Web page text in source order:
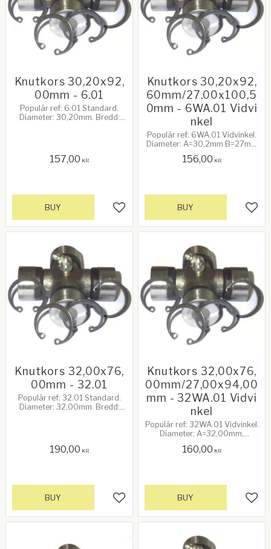
Knutkors 30,20x92,
00mm - 6.01
Populär ref: 6.01 Standard.
Diameter: 30,20mm. Bredd:
157,00 KR
Add to favorites
BUY
Knutkors 30,20x92,
60mm/27,00x100,5
0mm - 6WA.01 Vidvi
nkel
Populär ref: 6WA.01 Vidvinkel.
Diameter: A=30,2mm B=27mm
Y=100,5mm. 60Hk vid
156,00 KR
BUY
Knutkors 32,00x76,
00mm - 32.01
Populär ref: 32.01 Standard.
Diameter: 32,00mm. Bredd:
190,00 KR
Add to favorites
BUY
Knutkors 32,00x76,
00mm/27,00x94,00
mm - 32WA.01 Vidvi
nkel
Populär ref: 32WA.01 Vidvinkel.
Diameter: A=32,00mm,
X=76,00mm, Y=94,00mm.
160,00 KR
BUY